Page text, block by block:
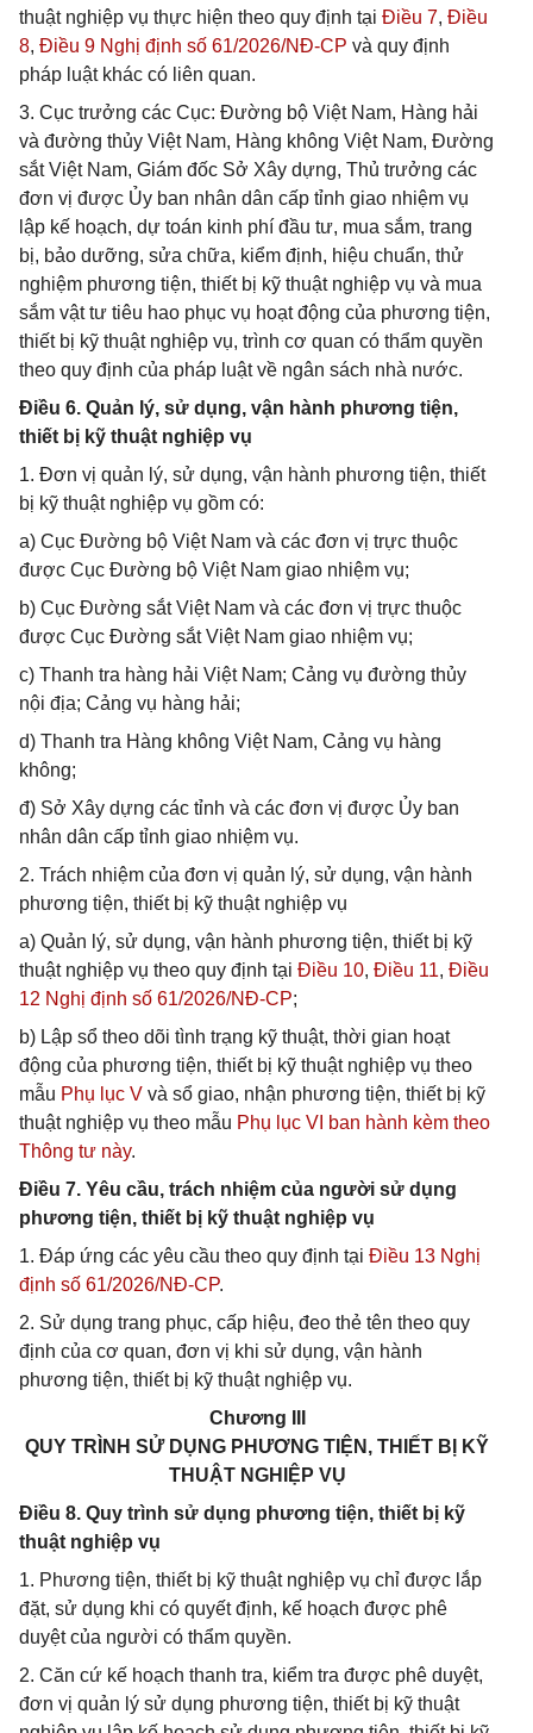
thuật nghiệp vụ thực hiện theo quy định tại Điều 7, Điều
8, Điều 9 Nghị định số 61/2026/NĐ-CP và quy định
pháp luật khác có liên quan.
3. Cục trưởng các Cục: Đường bộ Việt Nam, Hàng hải
và đường thủy Việt Nam, Hàng không Việt Nam, Đường
sắt Việt Nam, Giám đốc Sở Xây dựng, Thủ trưởng các
đơn vị được Ủy ban nhân dân cấp tỉnh giao nhiệm vụ
lập kế hoạch, dự toán kinh phí đầu tư, mua sắm, trang
bị, bảo dưỡng, sửa chữa, kiểm định, hiệu chuẩn, thử
nghiệm phương tiện, thiết bị kỹ thuật nghiệp vụ và mua
sắm vật tư tiêu hao phục vụ hoạt động của phương tiện,
thiết bị kỹ thuật nghiệp vụ, trình cơ quan có thẩm quyền
theo quy định của pháp luật về ngân sách nhà nước.
Điều 6. Quản lý, sử dụng, vận hành phương tiện,
thiết bị kỹ thuật nghiệp vụ
1. Đơn vị quản lý, sử dụng, vận hành phương tiện, thiết
bị kỹ thuật nghiệp vụ gồm có:
a) Cục Đường bộ Việt Nam và các đơn vị trực thuộc
được Cục Đường bộ Việt Nam giao nhiệm vụ;
b) Cục Đường sắt Việt Nam và các đơn vị trực thuộc
được Cục Đường sắt Việt Nam giao nhiệm vụ;
c) Thanh tra hàng hải Việt Nam; Cảng vụ đường thủy
nội địa; Cảng vụ hàng hải;
d) Thanh tra Hàng không Việt Nam, Cảng vụ hàng
không;
đ) Sở Xây dựng các tỉnh và các đơn vị được Ủy ban
nhân dân cấp tỉnh giao nhiệm vụ.
2. Trách nhiệm của đơn vị quản lý, sử dụng, vận hành
phương tiện, thiết bị kỹ thuật nghiệp vụ
a) Quản lý, sử dụng, vận hành phương tiện, thiết bị kỹ
thuật nghiệp vụ theo quy định tại Điều 10, Điều 11, Điều
12 Nghị định số 61/2026/NĐ-CP;
b) Lập sổ theo dõi tình trạng kỹ thuật, thời gian hoạt
động của phương tiện, thiết bị kỹ thuật nghiệp vụ theo
mẫu Phụ lục V và sổ giao, nhận phương tiện, thiết bị kỹ
thuật nghiệp vụ theo mẫu Phụ lục VI ban hành kèm theo
Thông tư này.
Điều 7. Yêu cầu, trách nhiệm của người sử dụng
phương tiện, thiết bị kỹ thuật nghiệp vụ
1. Đáp ứng các yêu cầu theo quy định tại Điều 13 Nghị
định số 61/2026/NĐ-CP.
2. Sử dụng trang phục, cấp hiệu, đeo thẻ tên theo quy
định của cơ quan, đơn vị khi sử dụng, vận hành
phương tiện, thiết bị kỹ thuật nghiệp vụ.
Chương III
QUY TRÌNH SỬ DỤNG PHƯƠNG TIỆN, THIẾT BỊ KỸ
THUẬT NGHIỆP VỤ
Điều 8. Quy trình sử dụng phương tiện, thiết bị kỹ
thuật nghiệp vụ
1. Phương tiện, thiết bị kỹ thuật nghiệp vụ chỉ được lắp
đặt, sử dụng khi có quyết định, kế hoạch được phê
duyệt của người có thẩm quyền.
2. Căn cứ kế hoạch thanh tra, kiểm tra được phê duyệt,
đơn vị quản lý sử dụng phương tiện, thiết bị kỹ thuật